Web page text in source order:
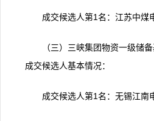
成交候选人第1名：江苏中煤
（三）三峡集团物资一级储
成交候选人基本情况：
成交候选人第1名：无锡江南